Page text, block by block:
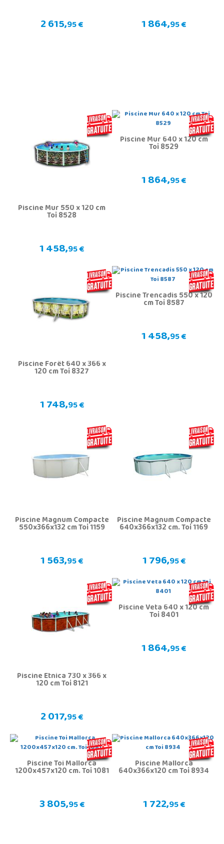
2 615,95 € 1 864,95 €
Piscine Mur 550 x 120 cm
Toi 8528
1 458,95 €
Piscine Mur 640 x 120 cm
Toi 8529
1 864,95 €
Piscine Forêt 640 x 366 x
120 cm Toi 8327
1 748,95 €
Piscine Trencadis 550 x 120
cm Toi 8587
1 458,95 €
Piscine Magnum Compacte
550x366x132 cm Toi 1159
1 563,95 €
Piscine Magnum Compacte
640x366x132 cm. Toi 1169
1 796,95 €
Piscine Etnica 730 x 366 x
120 cm Toi 8121
2 017,95 €
Piscine Veta 640 x 120 cm
Toi 8401
1 864,95 €
Piscine Toi Mallorca
1200x457x120 cm. Toi 1081
3 805,95 €
Piscine Mallorca
640x366x120 cm Toi 8934
1 722,95 €